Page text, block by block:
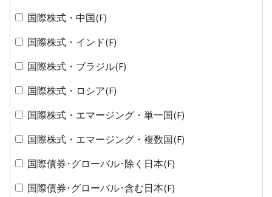
国際株式・中国(F)
国際株式・インド(F)
国際株式・ブラジル(F)
国際株式・ロシア(F)
国際株式・エマージング・単一国(F)
国際株式・エマージング・複数国(F)
国際債券･グローバル･除く日本(F)
国際債券･グローバル･含む日本(F)